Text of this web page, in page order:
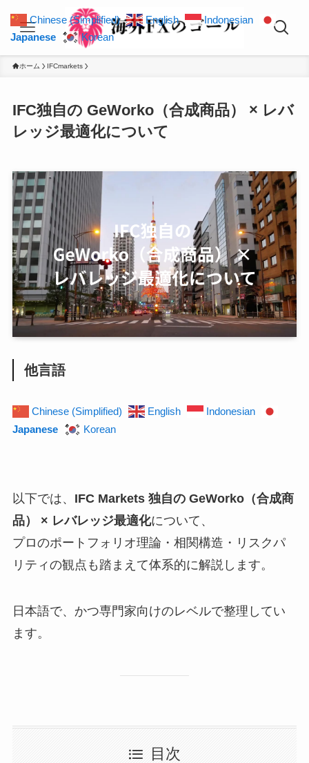
ホーム IFCmarkets
IFC独自の GeWorko（合成商品） × レバ
レッジ最適化について
他言語
Chinese (Simplified) English
Indonesian
Japanese
Korean
以下では、 IFC Markets 独自の GeWorko（合成商
品） × レバレッジ最適化について、
プロのポートフォリオ理論・相関構造・リスクパ
リティの観点も踏まえて体系的に解説します。
日本語で、かつ専門家向けのレベルで整理してい
ます。
目次
Chinese (Simplified) English
Indonesian
Japanese
Korean